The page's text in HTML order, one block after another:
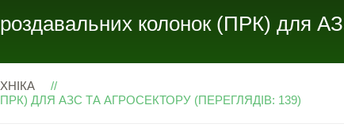
колонок (ПРК) для
ДЛЯ АЗС ТА АГРОСЕКТОРУ (ПЕРЕГЛЯДІВ: 139)